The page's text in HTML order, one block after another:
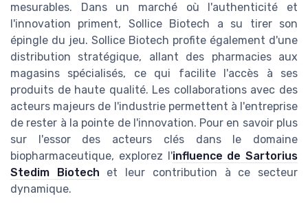
mesurables. Dans un marché où l'authenticité et
l'innovation priment, Sollice Biotech a su tirer son
épingle du jeu. Sollice Biotech profite également d'une
distribution stratégique, allant des pharmacies aux
magasins spécialisés, ce qui facilite l'accès à ses
produits de haute qualité. Les collaborations avec des
acteurs majeurs de l'industrie permettent à l'entreprise
de rester à la pointe de l'innovation. Pour en savoir plus
sur l'essor des acteurs clés dans le domaine
biopharmaceutique, explorez l'influence de Sartorius
Stedim Biotech et leur contribution à ce secteur
dynamique.